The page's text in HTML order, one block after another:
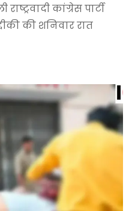
कांग्रेस पार्टी
की शनिवार रात